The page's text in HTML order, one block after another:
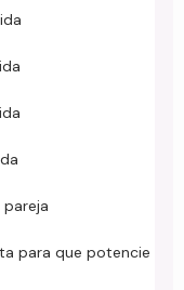
para que potencie